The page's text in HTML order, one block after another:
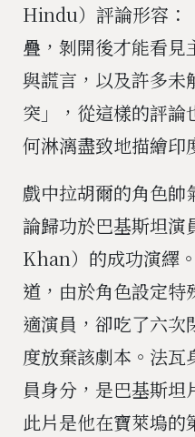
Hindu）評論形容：
疊，剝開後才能看見
與謊言，以及許多未
突」，從這樣的評論
何淋漓盡致地描繪印
戲中拉胡爾的角色帥
論歸功於巴基斯坦
Khan）的成功演繹
道，由於角色設定特
適演員，卻吃了六次
度放棄該劇本。法瓦
員身分，是巴基斯坦
此片是他在寶萊塢的